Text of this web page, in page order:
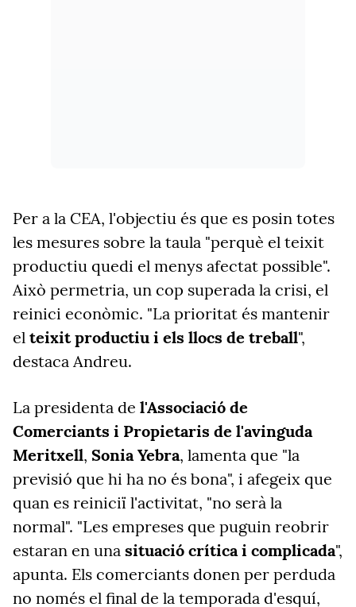
Per a la CEA, l'objectiu és que es posin totes
les mesures sobre la taula "perquè el teixit
productiu quedi el menys afectat possible".
Això permetria, un cop superada la crisi, el
reinici econòmic. "La prioritat és mantenir
el teixit productiu i els llocs de treball",
destaca Andreu.
La presidenta de l'Associació de
Comerciants i Propietaris de l'avinguda
Meritxell, Sonia Yebra, lamenta que "la
previsió que hi ha no és bona", i afegeix que
quan es reiniciï l'activitat, "no serà la
normal". "Les empreses que puguin reobrir
estaran en una situació crítica i complicada",
apunta. Els comerciants donen per perduda
no només el final de la temporada d'esquí,